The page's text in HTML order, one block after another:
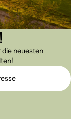
die neuesten